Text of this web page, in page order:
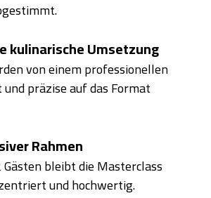
kulinarische Umsetzung
von einem professionellen
präzise auf das Format
Rahmen
bleibt die Masterclass
und hochwertig.